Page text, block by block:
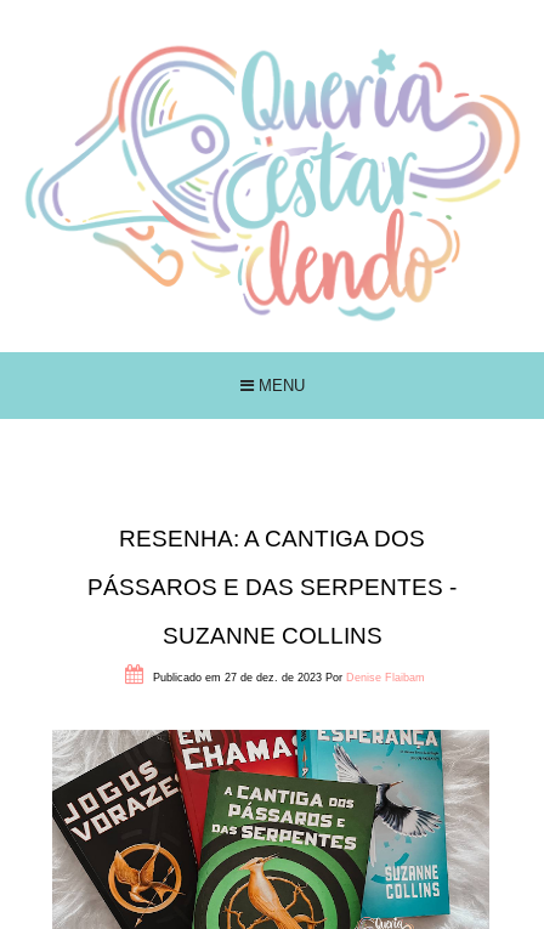
MENU
RESENHA: A CANTIGA DOS
PÁSSAROS E DAS SERPENTES -
SUZANNE COLLINS
Publicado em 27 de dez. de 2023 Por Denise Flaibam